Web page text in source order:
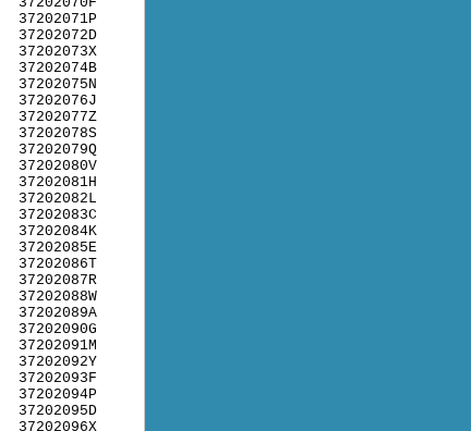
37202071P
37202072D
37202073X
37202074B
37202075N
37202076J
37202077Z
37202078S
37202079Q
37202080V
37202081H
37202082L
37202083C
37202084K
37202085E
37202086T
37202087R
37202088W
37202089A
37202090G
37202091M
37202092Y
37202093F
37202094P
37202095D
37202096X